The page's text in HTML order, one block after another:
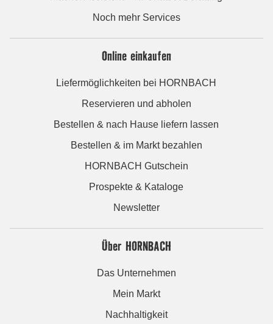
Noch mehr Services
Online einkaufen
Liefermöglichkeiten bei HORNBACH
Reservieren und abholen
Bestellen & nach Hause liefern lassen
Bestellen & im Markt bezahlen
HORNBACH Gutschein
Prospekte & Kataloge
Newsletter
Über HORNBACH
Das Unternehmen
Mein Markt
Nachhaltigkeit